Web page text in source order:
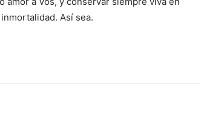
Así sea.